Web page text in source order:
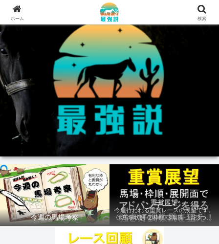
今週の馬場考察
重賞展望
今週行われる重賞レースの展望です。
①馬場状態 ②枠順 ③展開 上記3つの
ファクターから有利にレースを運べる
馬を導き、追い切りの動きを加味して
最終評価を下します。
ホーム 検索